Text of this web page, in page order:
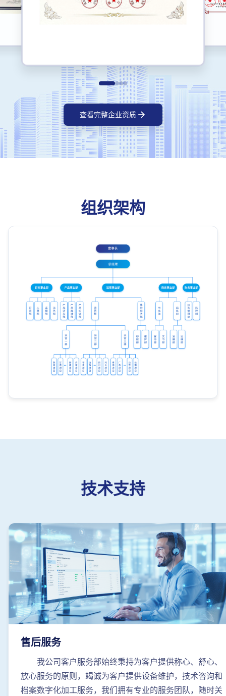
查看完整企业资质
组织架构
技术支持
售后服务
我公司客户服务部始终秉持为客户提供称心、舒心、
放心服务的原则，竭诚为客户提供设备维护，技术咨询和
档案数字化加工服务，我们拥有专业的服务团队，随时关